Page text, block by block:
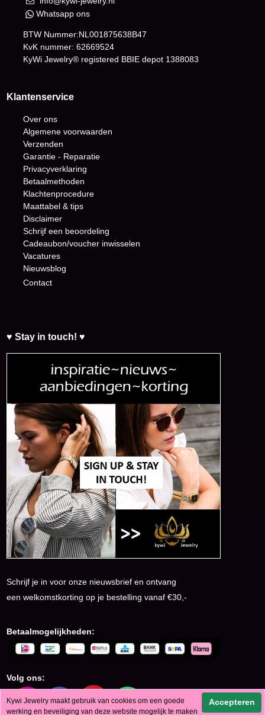
Whatsapp ons
BTW Nummer:NL001875638B47
KvK nummer: 62669524
KyWi Jewelry® registered BBIE depot 1388083
Klantenservice
Over ons
Algemene voorwaarden
Verzenden
Garantie - Reparatie
Privacyverklaring
Betaalmethoden
Klachtenprocedure
Maattabel & tips
Disclaimer
Schrijf een beoordeling
Cadeaubon/voucher inwisselen
Vacatures
Nieuwsblog
Contact
♥ Stay in touch! ♥
Schrijf je in voor onze nieuwsbrief en ontvang
een welkomstkorting op je bestelling vanaf €30,-
Betaalmogelijkheden:
Volg ons:
Kywi Jewelry maakt gebruik van cookies om een goede
werking en beveiliging van deze website mogelijk te maken
Accepteren